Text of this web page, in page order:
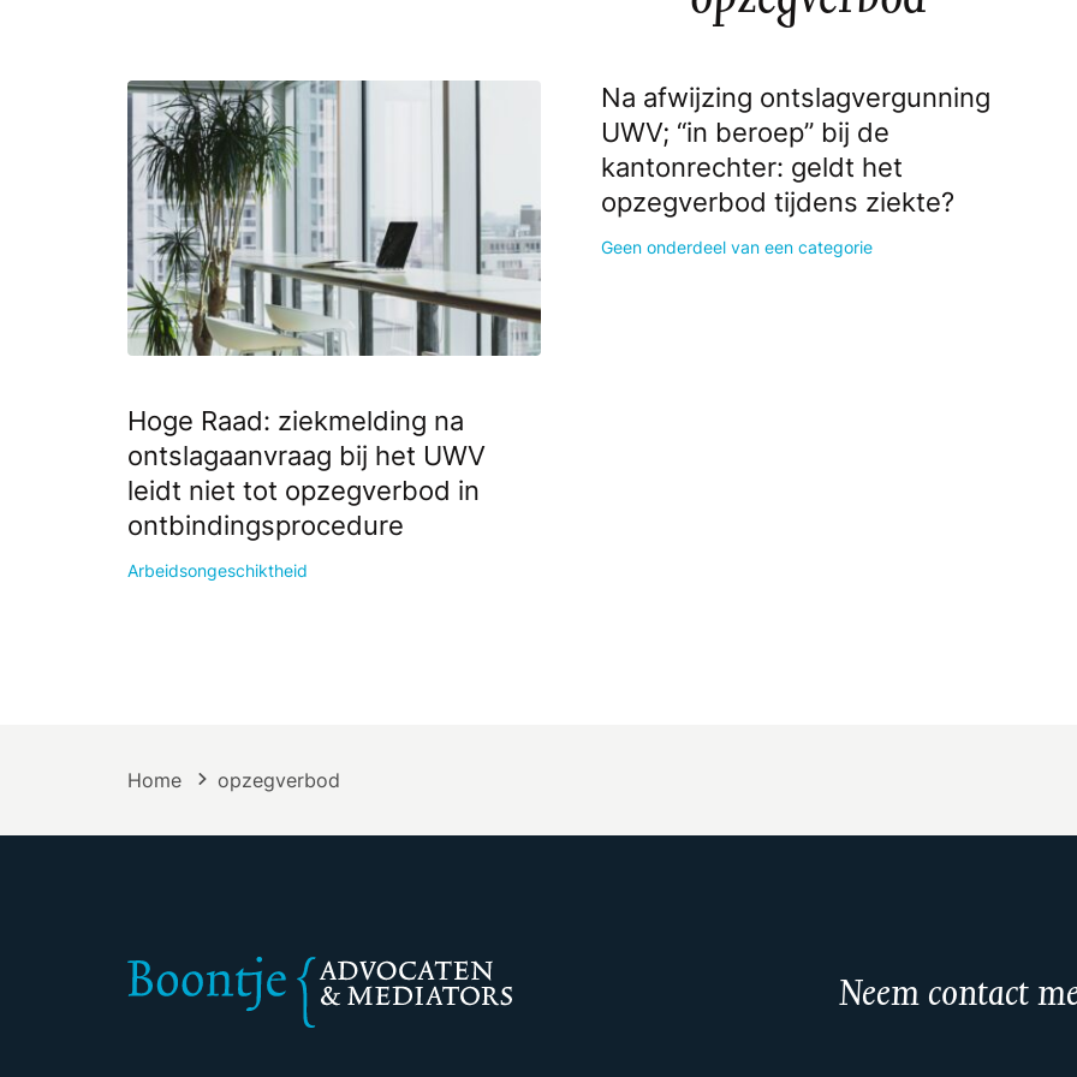
Hoge Raad: ziekmelding na
ontslagaanvraag bij het UWV
leidt niet tot opzegverbod in
ontbindingsprocedure
Arbeidsongeschiktheid
Na afwijzing ontslagvergunning
UWV; “in beroep” bij de
kantonrechter: geldt het
opzegverbod tijdens ziekte?
Geen onderdeel van een categorie
Home opzegverbod
Neem contact